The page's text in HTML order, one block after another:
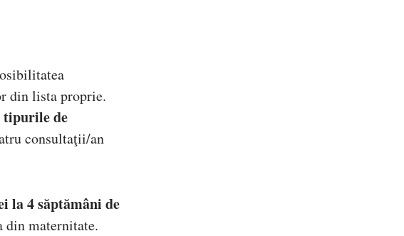
din lista proprie.
tipurile de
consultaţii/an
la 4 săptămâni de
din maternitate.